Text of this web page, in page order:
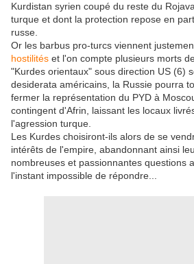
Kurdistan syrien coupé du reste du
turque et dont la protection repose en
russe.
Or les barbus pro-turcs viennent
hostilités et l'on compte plusieurs morts
"Kurdes orientaux" sous direction US (6)
desiderata américains, la Russie pourra
fermer la représentation du PYD à
contingent d'Afrin, laissant les locaux
l'agression turque.
Les Kurdes choisiront-ils alors de se
intérêts de l'empire, abandonnant ainsi
nombreuses et passionnantes questions
l'instant impossible de répondre...